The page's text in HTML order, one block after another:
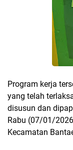
Program kerja
yang telah
disusun dan
Rabu (07/01/
Kecamatan